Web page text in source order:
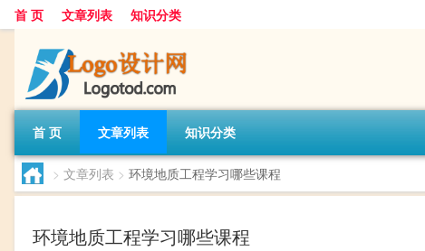
首 页 文章列表 知识分类
首 页 文章列表 知识分类
> 文章列表 > 环境地质工程学习哪些课程
环境地质工程学习哪些课程